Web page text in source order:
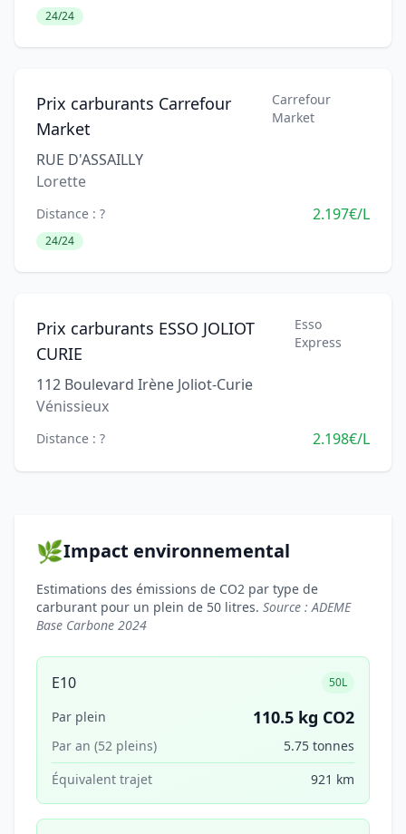
24/24
Prix carburants Carrefour
Market
Carrefour
Market
RUE D'ASSAILLY
Lorette
Distance : ? 2.197€/L
24/24
Prix carburants ESSO JOLIOT
CURIE
Esso
Express
112 Boulevard Irène Joliot-Curie
Vénissieux
Distance : ? 2.198€/L
🌿Impact environnemental
Estimations des émissions de CO2 par type de
carburant pour un plein de 50 litres. Source : ADEME
Base Carbone 2024
E10 50L
Par plein 110.5 kg CO2
Par an (52 pleins)
5.75 tonnes
Équivalent trajet
921 km